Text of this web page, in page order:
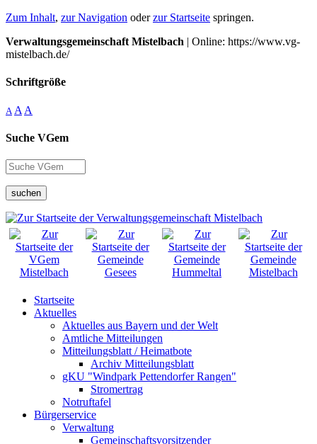
Zum Inhalt, zur Navigation oderzur Startseite springen.
Verwaltungsgemeinschaft Mistelbach | Online: https://www.vg-
mistelbach.de/
Schriftgröße
A A A
Suche VGem
suchen
Startseite
Aktuelles
Aktuelles aus Bayern und der Welt
Amtliche Mitteilungen
Mitteilungsblatt / Heimatbote
Archiv Mitteilungsblatt
gKU "Windpark Pettendorfer Rangen"
Stromertrag
Notruftafel
Bürgerservice
Verwaltung
Gemeinschaftsvorsitzender